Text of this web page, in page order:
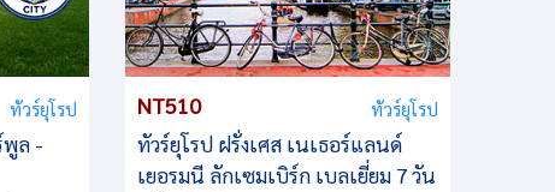
ทัวร์ยุโรป
พูล -
NT510 ทัวร์ยุโรป
ทัวร์ยุโรป ฝรั่งเศส เนเธอร์แลนด์
เยอรมนี ลักเซมเบิร์ก เบลเยี่ยม 7 วัน